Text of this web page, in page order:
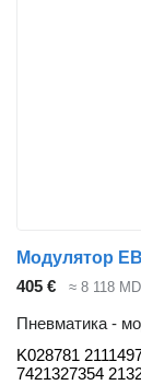
405 € ≈ 8 118 MDL
Пневматика -
K028781
7421327354